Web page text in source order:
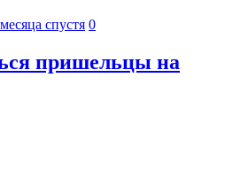
спустя 0
пришельцы на